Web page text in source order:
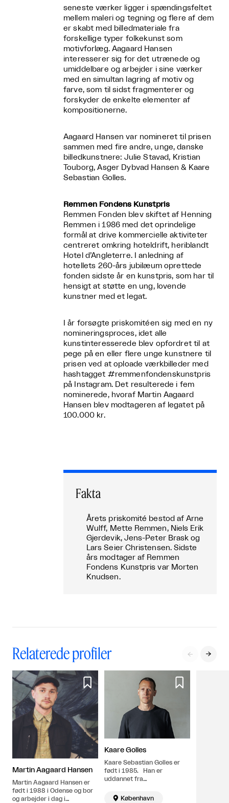
seneste værker ligger i spændingsfeltet
mellem maleri og tegning og flere af dem
er skabt med billedmateriale fra
forskellige typer folkekunst som
motivforlæg. Aagaard Hansen
interesserer sig for det utrænede og
umiddelbare og arbejder i sine værker
med en simultan lagring af motiv og
farve, som til sidst fragmenterer og
forskyder de enkelte elementer af
kompositionerne.
Aagaard Hansen var nomineret til prisen
sammen med fire andre, unge, danske
billedkunstnere: Julie Stavad, Kristian
Touborg, Asger Dybvad Hansen & Kaare
Sebastian Golles.
Remmen Fondens Kunstpris
Remmen Fonden blev skiftet af Henning
Remmen i 1986 med det oprindelige
formål at drive kommercielle aktiviteter
centreret omkring hoteldrift, heriblandt
Hotel d’Angleterre. I anledning af
hotellets 260-års jubilæum oprettede
fonden sidste år en kunstpris, som har til
hensigt at støtte en ung, lovende
kunstner med et legat.
I år forsøgte priskomitéen sig med en ny
nomineringsproces, idet alle
kunstinteresserede blev opfordret til at
pege på en eller flere unge kunstnere til
prisen ved at oploade værkbilleder med
hashtagget #remmenfondenskunstpris
på Instagram. Det resulterede i fem
nominerede, hvoraf Martin Aagaard
Hansen blev modtageren af legatet på
100.000 kr.
Fakta
Årets priskomité bestod af Arne
Wulff, Mette Remmen, Niels Erik
Gjerdevik, Jens-Peter Brask og
Lars Seier Christensen. Sidste
års modtager af Remmen
Fondens Kunstpris var Morten
Knudsen.
Relaterede profiler  

Martin Aagaard Hansen
Martin Aagaard Hansen er
født i 1988 i Odense og bor
og arbejder i dag i

Kaare Golles
Kaare Sebastian Golles er
født i 1985. Han er
uddannet fra
2014. Bor og arbejder i
 København